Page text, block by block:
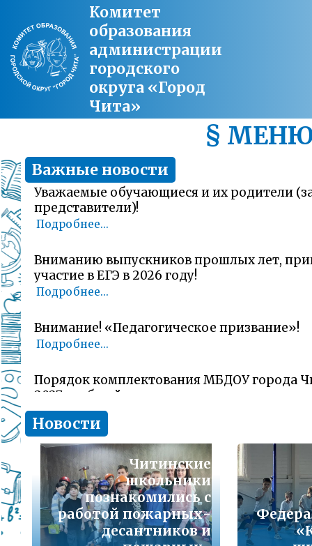
Комитет
образования
администрации
городского
округа «Город
Чита»
§
Важные новости
Уважаемые обучающиеся и их родители
представители)!
Подробнее...
Вниманию выпускников прошлых лет,
участие в ЕГЭ в 2026 году!
Подробнее...
Внимание! «Педагогическое призвание»!
Подробнее...
Порядок комплектования МБДОУ города
2027 учебный год
Подробнее...
Комитет образования Читы напоминает о
заявлений об участии в ГИА-11 (ЕГЭ)
Подробнее...
В сезон гриппа и острых респираторных
наша с Вами общая задача – не допустить
Новости
Читинские
школьники
познакомились с
работой пожарных-
десантников и